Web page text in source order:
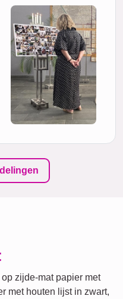
zijde-mat papier met
met houten lijst in zwart,